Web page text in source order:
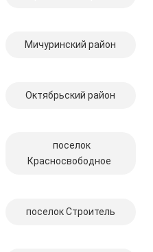
Мичуринский район
Октябрьский район
поселок
Красносвободное
поселок Строитель